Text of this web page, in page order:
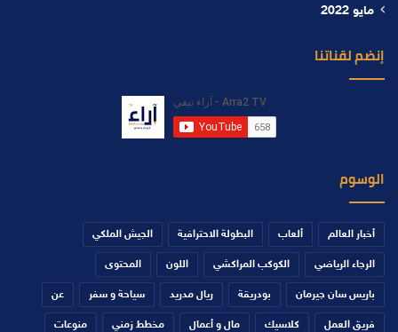
مايو 2022
إنضم لقناتنا
الوسوم
أخبار العالم ألعاب البطولة الاحترافية الجيش الملكي
الرجاء الرياضي الكوكب المراكشي اللون المحتوى
باريس سان جيرمان بودريقة ريال مدريد سياحة و سفر عن
فريق العمل كلاسيك مال و أعمال مخطط زمني منوعات